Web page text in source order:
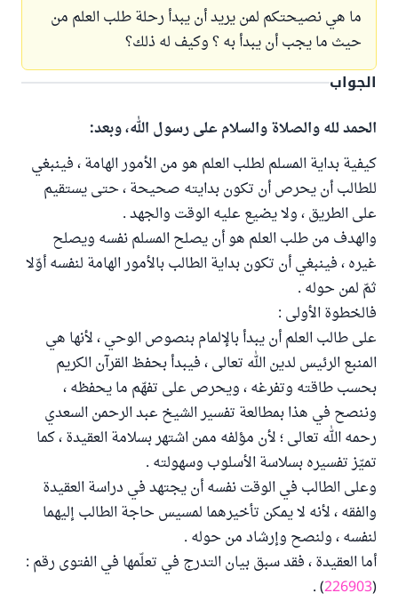
ما هي نصيحتكم لمن يريد أن يبدأ رحلة طلب العلم من
حيث ما يجب أن يبدأ به ؟ وكيف له ذلك؟
الجواب
الحمد لله والصلاة والسلام على رسول الله، وبعد:
كيفية بداية المسلم لطلب العلم هو من الأمور الهامة ، فينبغي
للطالب أن يحرص أن تكون بدايته صحيحة ، حتى يستقيم
على الطريق ، ولا يضيع عليه الوقت والجهد .
والهدف من طلب العلم هو أن يصلح المسلم نفسه ويصلح
غيره ، فينبغي أن تكون بداية الطالب بالأمور الهامة لنفسه أوّلا
ثمّ لمن حوله .
فالخطوة الأولى :
على طالب العلم أن يبدأ بالإلمام بنصوص الوحي ، لأنها هي
المنبع الرئيس لدين الله تعالى ، فيبدأ بحفظ القرآن الكريم
بحسب طاقته وتفرغه ، ويحرص على تفهّم ما يحفظه ،
وننصح في هذا بمطالعة تفسير الشيخ عبد الرحمن السعدي
رحمه الله تعالى ؛ لأن مؤلفه ممن اشتهر بسلامة العقيدة ، كما
تميّز تفسيره بسلاسة الأسلوب وسهولته .
وعلى الطالب في الوقت نفسه أن يجتهد في دراسة العقيدة
والفقه ، لأنه لا يمكن تأخيرهما لمسيس حاجة الطالب إليهما
لنفسه ، ولنصح وإرشاد من حوله .
أما العقيدة ، فقد سبق بيان التدرج في تعلّمها في الفتوى رقم :
(
226903
) .